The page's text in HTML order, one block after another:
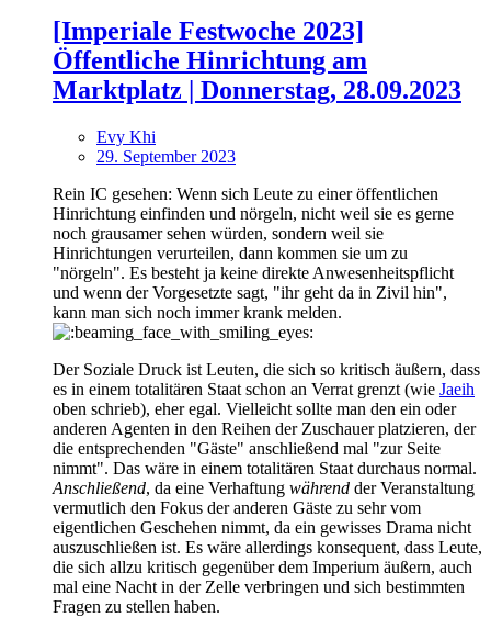
[Imperiale Festwoche 2023]
Öffentliche Hinrichtung am
Marktplatz | Donnerstag, 28.09.2023
Evy Khi
29. September 2023
Rein IC gesehen: Wenn sich Leute zu einer öffentlichen
Hinrichtung einfinden und nörgeln, nicht weil sie es gerne
noch grausamer sehen würden, sondern weil sie
Hinrichtungen verurteilen, dann kommen sie um zu
"nörgeln". Es besteht ja keine direkte Anwesenheitspflicht
und wenn der Vorgesetzte sagt, "ihr geht da in Zivil hin",
kann man sich noch immer krank melden.
Der Soziale Druck ist Leuten, die sich so kritisch äußern, dass
es in einem totalitären Staat schon an Verrat grenzt (wie Jaeih
oben schrieb), eher egal. Vielleicht sollte man den ein oder
anderen Agenten in den Reihen der Zuschauer platzieren, der
die entsprechenden "Gäste" anschließend mal "zur Seite
nimmt". Das wäre in einem totalitären Staat durchaus normal.
Anschließend, da eine Verhaftung während der Veranstaltung
vermutlich den Fokus der anderen Gäste zu sehr vom
eigentlichen Geschehen nimmt, da ein gewisses Drama nicht
auszuschließen ist. Es wäre allerdings konsequent, dass Leute,
die sich allzu kritisch gegenüber dem Imperium äußern, auch
mal eine Nacht in der Zelle verbringen und sich bestimmten
Fragen zu stellen haben.